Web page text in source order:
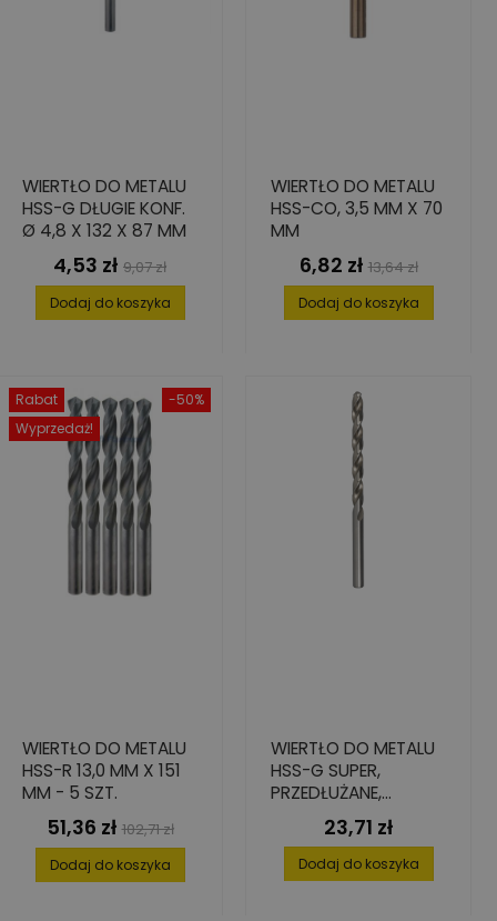
WIERTŁO DO METALU
HSS-G DŁUGIE KONF.
Ø 4,8 X 132 X 87 MM
Cena
4,53 zł Cena
podstawowa
9,07 zł
Dodaj do koszyka
WIERTŁO DO METALU
HSS-CO, 3,5 MM X 70
MM
Cena
6,82 zł Cena
podstawowa
13,64 zł
Dodaj do koszyka
-50%
Rabat
Wyprzedaż!
WIERTŁO DO METALU
HSS-R 13,0 MM X 151
MM - 5 SZT.
Cena
51,36 zł Cena
podstawowa
102,71 zł
Dodaj do koszyka
WIERTŁO DO METALU
HSS-G SUPER,
PRZEDŁUŻANE,
8,0X109/165
Cena
23,71 zł
Dodaj do koszyka